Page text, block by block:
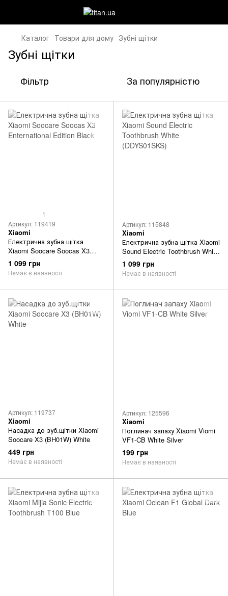
Каталог Товари для дому Зубні щітки
Зубні щітки
Фільтр За популярністю
1
Артикул: 119419
Xiaomi
Електрична зубна щітка
Xiaomi Soocare Soocas X3
Enternational Edition Black
1 099 грн
Немає в наявності
Артикул: 115848
Xiaomi
Електрична зубна щітка Xiaomi
Sound Electric Toothbrush White
(DDYS01SKS)
1 099 грн
Немає в наявності
Артикул: 119737
Xiaomi
Насадка до зуб.щітки Xiaomi
Soocare X3 (BH01W) White
449 грн
Немає в наявності
Артикул: 125596
Xiaomi
Поглинач запаху Xiaomi Viomi
VF1-CB White Silver
199 грн
Немає в наявності